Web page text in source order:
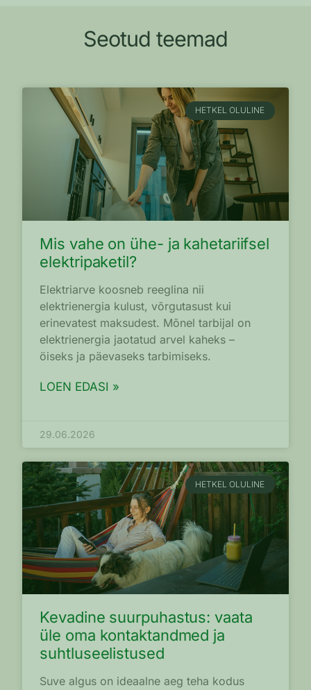
Seotud teemad
HETKEL OLULINE
Mis vahe on ühe- ja kahetariifsel
elektripaketil?
Elektriarve koosneb reeglina nii
elektrienergia kulust, võrgutasust kui
erinevatest maksudest. Mõnel tarbijal on
elektrienergia jaotatud arvel kaheks –
öiseks ja päevaseks tarbimiseks.
LOEN EDASI »
29.06.2026
HETKEL OLULINE
Kevadine suurpuhastus: vaata
üle oma kontaktandmed ja
suhtluseelistused
Suve algus on ideaalne aeg teha kodus